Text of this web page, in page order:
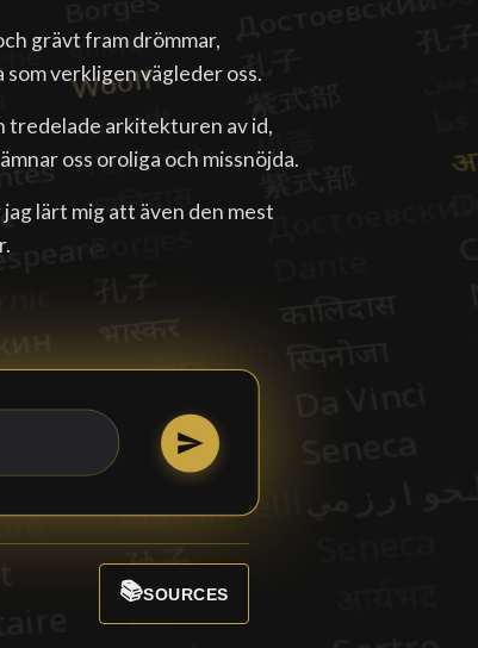
grävt fram drömmar,
verkligen vägleder oss.
tredelade arkitekturen av id,
oss oroliga och missnöjda.
lärt mig att även den mest
📚SOURCES